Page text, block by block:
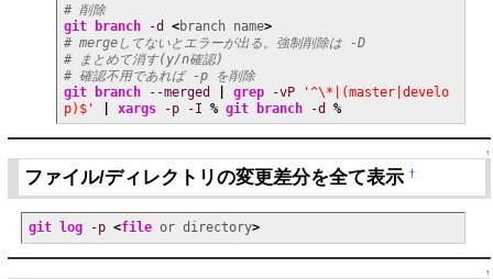
# 削除
git branch
-d <branch name>
# mergeしてないとエラーが出る。強制削除は -D
# まとめて消す(y/n確認)
# 確認不用であれば -p を削除
git branch
--merged grep -vP
'^\*|(master|develo
p)$'
xargs -p -I % git branch -d %
↑
ファイル/ディレクトリの変更差分を全て表示†
git log -p <file or directory>
↑